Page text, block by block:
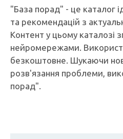
"База порад" - це каталог
та рекомендацій з
Контент у цьому каталозі
нейромережами.
безкоштовне. Шукаючи
розв'язання проблеми,
порад".